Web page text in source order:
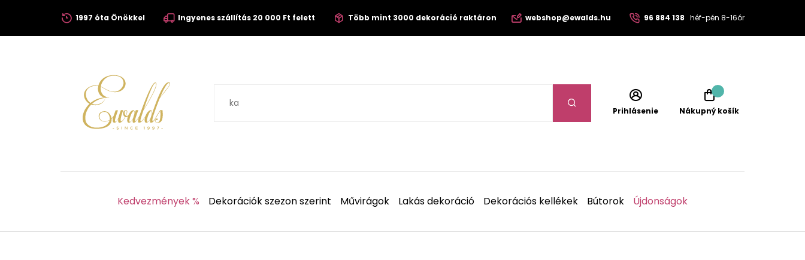
1997 óta Önökkel Ingyenes szállítás 20 000 Ft felett Több mint 3000 dekoráció raktáron webshop@ewalds.hu 96 884 138 héf-pén 8-16ór
Prihlásenie Nákupný košík
Kedvezmények % Dekorációk szezon szerint Művirágok Lakás dekoráció Dekorációs kellékek Bútorok Újdonságok